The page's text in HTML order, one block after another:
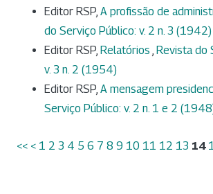
Editor RSP, A profissão de
do Serviço Público: v. 2 n. 3 (1942)
Editor RSP, Relatórios , Revista do
v. 3 n. 2 (1954)
Editor RSP, A mensagem
Serviço Público: v. 2 n. 1 e 2
<< < 1 2 3 4 5 6 7 8 9 10 11 12 13 14